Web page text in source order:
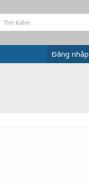
Đăng nhập